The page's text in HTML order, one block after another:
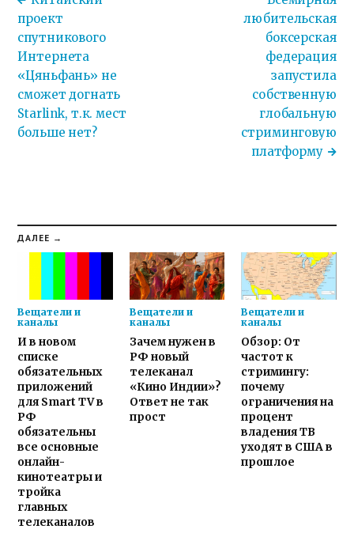
проект
спутникового
Интернета
«Цяньфань» не
сможет догнать
Starlink, т.к. мест
больше нет?
любительская
боксерская
федерация
запустила
собственную
глобальную
стриминговую
платформу
ДАЛЕЕ →
Вещатели и
каналы
И в новом
списке
обязательных
приложений
для Smart TV в
РФ
обязательны
все основные
онлайн-
кинотеатры и
тройка
главных
телеканалов
Вещатели и
каналы
Зачем нужен в
РФ новый
телеканал
«Кино Индии»?
Ответ не так
прост
Вещатели и
каналы
Обзор: От
частот к
стримингу:
почему
ограничения на
процент
владения ТВ
уходят в США в
прошлое